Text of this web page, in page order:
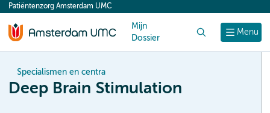
content
Menu
Patiëntenzorg Amsterdam UMC
Mijn
Dossier
Specialismen en centra
Deep Brain Stimulation